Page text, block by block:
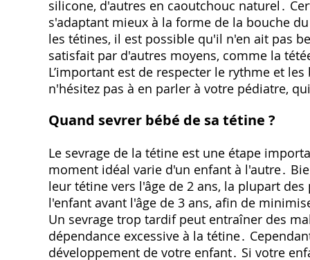
silicone, d'autres en caoutchouc naturel․
s'adaptant mieux à la forme de la bouche
les tétines, il est possible qu'il n'en ait pas
satisfait par d'autres moyens, comme la
L’important est de respecter le rythme et
n'hésitez pas à en parler à votre pédiatre,
Quand sevrer bébé de sa tétine ?
Le sevrage de la tétine est une étape
moment idéal varie d'un enfant à l'autre․
leur tétine vers l'âge de 2 ans, la plupart
l'enfant avant l'âge de 3 ans, afin de
Un sevrage trop tardif peut entraîner des
dépendance excessive à la tétine․
développement de votre enfant․ Si votre